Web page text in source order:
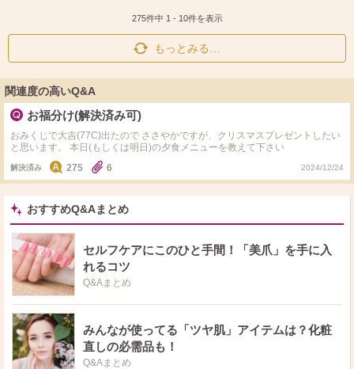
275件中 1 - 10件を表示
もっとみる…
関連度の高いQ&A
お福分け(解決済み可)
おみくじで大吉(77C)出たので ささやかですが、クリスマスプレゼントしたい
と思います。 本日(もしくは明日)の夕食メニューを教えて下さい
解決済み 275 6 2024/12/24
おすすめQ&Aまとめ
セルフケアにこのひと手間！「美爪」を手に入
れるコツ
Q&Aまとめ
みんなが使ってる「ツヤ肌」アイテムは？化粧
直しの必需品も！
Q&Aまとめ